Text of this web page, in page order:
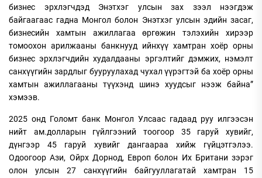
бизнес эрхлэгчдэд Энэтхэг улсын зах зээл нээгдэж
байгаагаас гадна Монгол болон Энэтхэг улсын эдийн засаг,
бизнесийн хамтын ажиллагаа өргөжин тэлэхийн хирээр
томоохон арилжааны банкнууд ийнхүү хамтран хоёр орны
бизнес эрхлэгчдийн худалдааны эргэлтийг дэмжих, нэмэлт
санхүүгийн зардлыг бууруулахад чухал үүрэгтэй ба хоёр орны
хамтын ажиллагааны түүхэнд шинэ хуудсыг нээж байна”
хэмээв.
2025 онд Голомт банк Монгол Улсаас гадаад руу илгээсэн
нийт ам.долларын гүйлгээний тоогоор 35 гаруй хувийг,
дүнгээр 45 гаруй хувийг дангаараа хийж гүйцэтгэлээ.
Одоогоор Ази, Ойрх Дорнод, Европ болон Их Британи зэрэг
олон улсын 27 санхүүгийн байгууллагатай хамтран 15